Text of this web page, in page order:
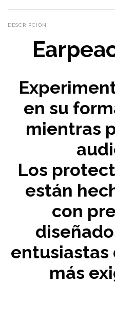
DESCRIPCIÓN
en su
mientras
Los
están
con
entusiastas
más